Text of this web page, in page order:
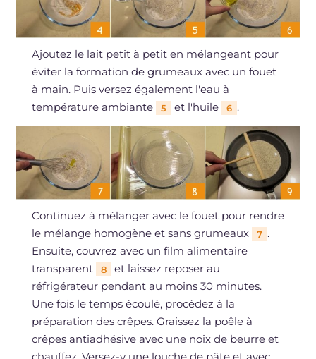
Ajoutez le lait petit à petit en mélangeant pour
éviter la formation de grumeaux avec un fouet
à main. Puis versez également l'eau à
température ambiante
5 et l'huile 6 .
Continuez à mélanger avec le fouet pour rendre
le mélange homogène et sans grumeaux
7 .
Ensuite, couvrez avec un film alimentaire
transparent
8
et laissez reposer au
réfrigérateur pendant au moins 30 minutes.
Une fois le temps écoulé, procédez à la
préparation des crêpes. Graissez la poêle à
crêpes antiadhésive avec une noix de beurre et